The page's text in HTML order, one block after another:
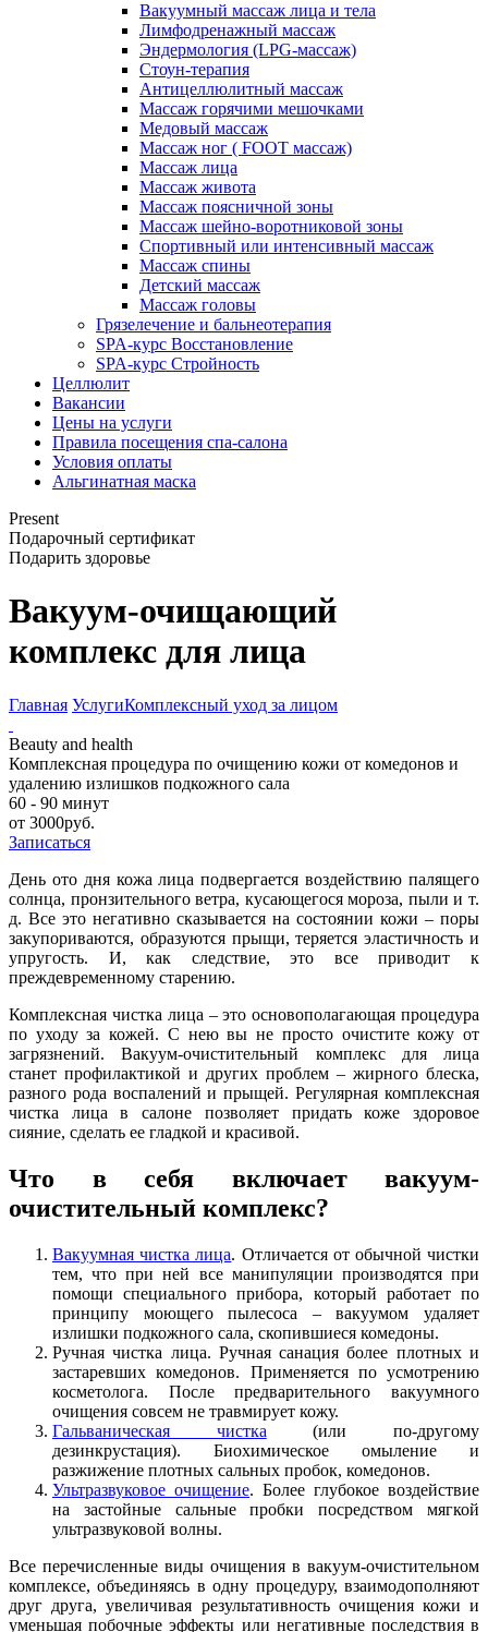
Вакуумный массаж лица и тела
Лимфодренажный массаж
Эндермология (LPG-массаж)
Стоун-терапия
Антицеллюлитный массаж
Массаж горячими мешочками
Медовый массаж
Массаж ног ( FOOT массаж)
Массаж лица
Массаж живота
Массаж поясничной зоны
Массаж шейно-воротниковой зоны
Спортивный или интенсивный массаж
Массаж спины
Детский массаж
Массаж головы
Грязелечение и бальнеотерапия
SPA-курс Восстановление
SPA-курс Стройность
Целлюлит
Вакансии
Цены на услуги
Правила посещения спа-салона
Условия оплаты
Альгинатная маска
Present
Подарочный сертификат
Подарить здоровье
Вакуум-очищающий
комплекс для лица
Главная УслугиКомплексный уход за лицом
Beauty and health
Комплексная процедура по очищению кожи от комедонов и
удалению излишков подкожного сала
60 - 90 минут
от 3000руб.
Записаться
День ото дня кожа лица подвергается воздействию палящего
солнца, пронзительного ветра, кусающегося мороза, пыли и т.
д. Все это негативно сказывается на состоянии кожи – поры
закупориваются, образуются прыщи, теряется эластичность и
упругость. И, как следствие, это все приводит к
преждевременному старению.
Комплексная чистка лица – это основополагающая процедура
по уходу за кожей. С нею вы не просто очистите кожу от
загрязнений. Вакуум-очистительный комплекс для лица
станет профилактикой и других проблем – жирного блеска,
разного рода воспалений и прыщей. Регулярная комплексная
чистка лица в салоне позволяет придать коже здоровое
сияние, сделать ее гладкой и красивой.
Что в себя включает вакуум-
очистительный комплекс?
Вакуумная чистка лица. Отличается от обычной чистки
тем, что при ней все манипуляции производятся при
помощи специального прибора, который работает по
принципу моющего пылесоса – вакуумом удаляет
излишки подкожного сала, скопившиеся комедоны.
Ручная чистка лица. Ручная санация более плотных и
застаревших комедонов. Применяется по усмотрению
косметолога. После предварительного вакуумного
очищения совсем не травмирует кожу.
Гальваническая чистка (или по-другому
дезинкрустация). Биохимическое омыление и
разжижение плотных сальных пробок, комедонов.
Ультразвуковое очищение. Более глубокое воздействие
на застойные сальные пробки посредством мягкой
ультразвуковой волны.
Все перечисленные виды очищения в вакуум-очистительном
комплексе, объединяясь в одну процедуру, взаимодополняют
друг друга, увеличивая результативность очищения кожи и
уменьшая побочные эффекты или негативные последствия в